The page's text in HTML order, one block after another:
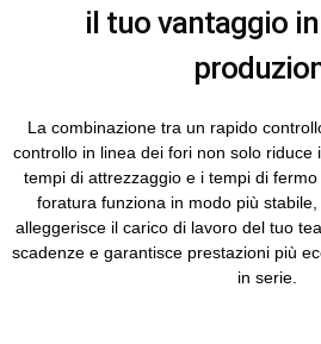
il tuo vantaggio
La combinazione tra un rapido
controllo in linea dei fori non solo riduce
tempi di attrezzaggio e i tempi di
foratura funziona in modo più
alleggerisce il carico di lavoro del tuo
scadenze e garantisce prestazioni più
in serie.